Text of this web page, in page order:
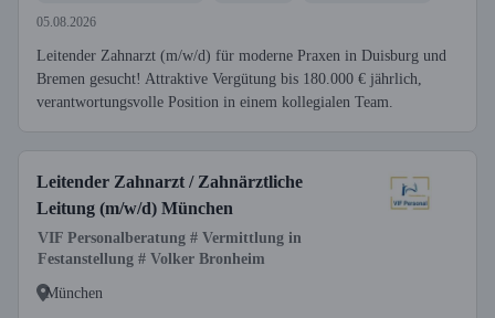
05.08.2026
Leitender Zahnarzt (m/w/d) für moderne Praxen in Duisburg und
Bremen gesucht! Attraktive Vergütung bis 180.000 € jährlich,
verantwortungsvolle Position in einem kollegialen Team.
Leitender Zahnarzt / Zahnärztliche
Leitung (m/w/d) München
VIF Personalberatung # Vermittlung in
Festanstellung # Volker Bronheim
München